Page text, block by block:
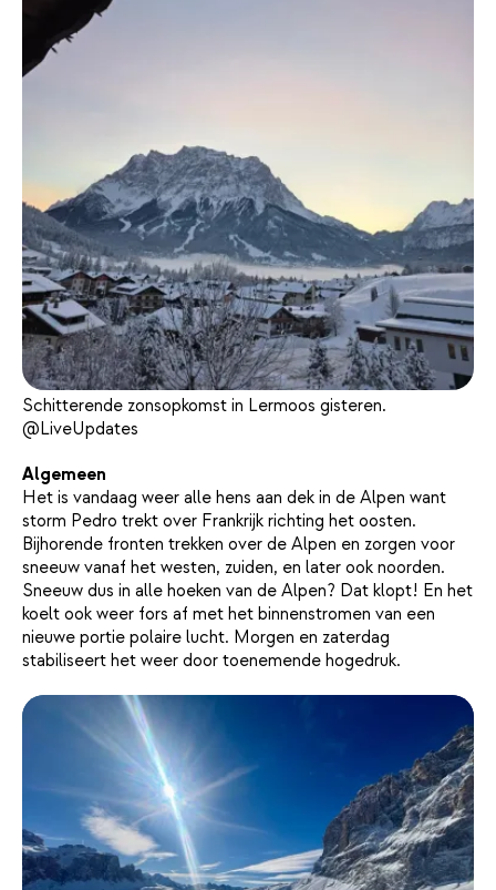
Schitterende zonsopkomst in Lermoos gisteren.
@LiveUpdates
Algemeen
Het is vandaag weer alle hens aan dek in de Alpen want
storm Pedro trekt over Frankrijk richting het oosten.
Bijhorende fronten trekken over de Alpen en zorgen voor
sneeuw vanaf het westen, zuiden, en later ook noorden.
Sneeuw dus in alle hoeken van de Alpen? Dat klopt! En het
koelt ook weer fors af met het binnenstromen van een
nieuwe portie polaire lucht. Morgen en zaterdag
stabiliseert het weer door toenemende hogedruk.